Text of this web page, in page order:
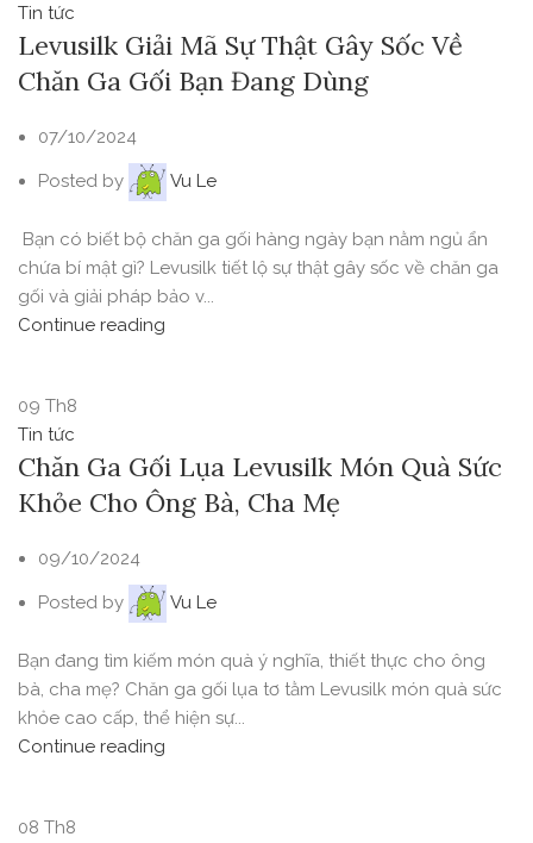
Tin tức
Levusilk Giải Mã Sự Thật Gây Sốc Về
Chăn Ga Gối Bạn Đang Dùng
07/10/2024
Posted by Vu Le
Bạn có biết bộ chăn ga gối hàng ngày bạn nằm ngủ ẩn
chứa bí mật gì? Levusilk tiết lộ sự thật gây sốc về chăn ga
gối và giải pháp bảo v...
Continue reading
09 Th8
Tin tức
Chăn Ga Gối Lụa Levusilk Món Quà Sức
Khỏe Cho Ông Bà, Cha Mẹ
09/10/2024
Posted by Vu Le
Bạn đang tìm kiếm món quà ý nghĩa, thiết thực cho ông
bà, cha mẹ? Chăn ga gối lụa tơ tằm Levusilk món quà sức
khỏe cao cấp, thể hiện sự...
Continue reading
08 Th8